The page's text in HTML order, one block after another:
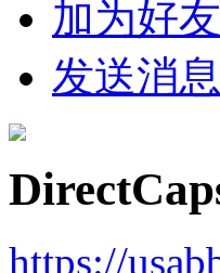
加为好友
发送消息
https://